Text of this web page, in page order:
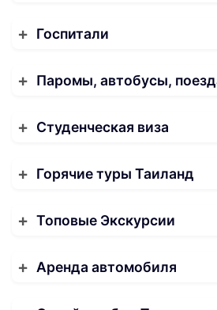
Госпитали
Паромы, автобусы,
Студенческая виза
Горячие туры Таиланд
Топовые Экскурсии
Аренда автомобиля